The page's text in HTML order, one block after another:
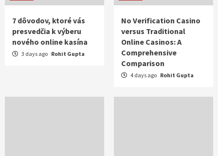
7 dôvodov, ktoré vás
presvedčia k výberu
nového online kasína
3 days ago Rohit Gupta
No Verification Casino
versus Traditional
Online Casinos: A
Comprehensive
Comparison
4 days ago Rohit Gupta